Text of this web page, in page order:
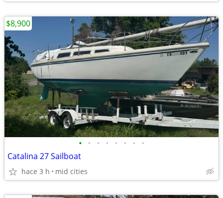
• • • • • • • •
Catalina 27 Sailboat
hace 3 h mid cities
$8,900